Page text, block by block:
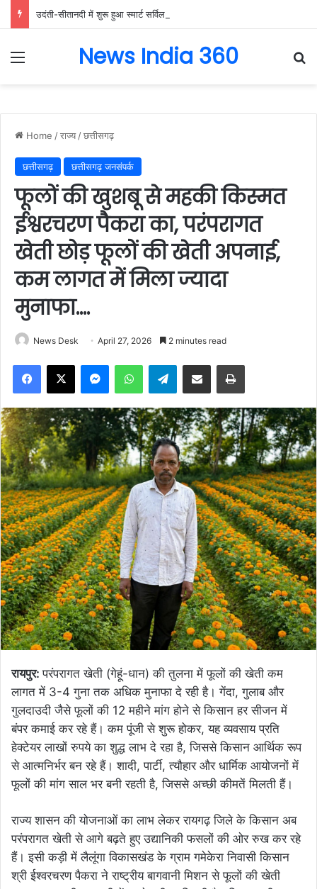
Menu News India 360
Home /राज्य /छत्तीसगढ़
छत्तीसगढ़ छत्तीसगढ़ जनसंपर्क
फूलों की खुशबू से महकी किस्मत
ईश्वरचरण पैकरा का, परंपरागत
खेती छोड़ फूलों की खेती अपनाई,
कम लागत में मिला ज्यादा
मुनाफा….
News Desk April 27, 2026 2 minutes read
Facebook
X MessengerWhatsAppTelegramShare via Email Print
रायपुर:परंपरागत खेती (गेहूं-धान) की तुलना में फूलों की खेती कम
लागत में 3-4 गुना तक अधिक मुनाफा दे रही है। गेंदा, गुलाब और
गुलदाउदी जैसे फूलों की 12 महीने मांग होने से किसान हर सीजन में
बंपर कमाई कर रहे हैं। कम पूंजी से शुरू होकर, यह व्यवसाय प्रति
हेक्टेयर लाखों रुपये का शुद्ध लाभ दे रहा है, जिससे किसान आर्थिक रूप
से आत्मनिर्भर बन रहे हैं। शादी, पार्टी, त्यौहार और धार्मिक आयोजनों में
फूलों की मांग साल भर बनी रहती है, जिससे अच्छी कीमतें मिलती हैं।
राज्य शासन की योजनाओं का लाभ लेकर रायगढ़ जिले के किसान अब
परंपरागत खेती से आगे बढ़ते हुए उद्यानिकी फसलों की ओर रुख कर रहे
हैं। इसी कड़ी में लैलूंगा विकासखंड के ग्राम गमेकेरा निवासी किसान
श्री ईश्वरचरण पैकरा ने राष्ट्रीय बागवानी मिशन से फूलों की खेती